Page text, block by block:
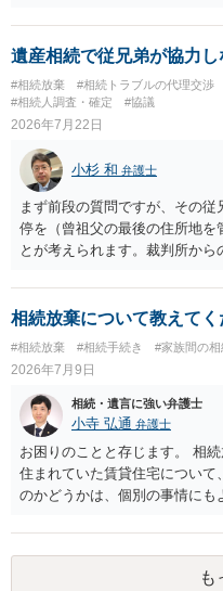
です。 ただ、弁護士に払う手
かかることになりますので、
が、旦那様の収入や財産にもよ
弁護士との相談を予約して受任
らい（希望者が多く予約できて
比較的短い熟慮期間のことを考
る方が良いでしょう。 もし法
間がない等であれば、相続を取
（WEB等で）、問い合わせて
けてくれないところもあるよ
見積もりをとって）、一番安い
ば、キューちゃんママさんの
いでしょうか。 あるいは相続
は思います。その場合、かかる
なります。家庭裁判所のサイト
を確認し、印紙と共に家庭裁判
を待つという流れになります。
遺産相続で従兄弟が協力
#相続放棄 #相続トラブルの代理交渉
#相続人調査・確定
#協議
2026年7月22日
小杉 和 弁護士
まず前段の質問ですが、その
停を（曾祖父の最後の住所地を
とが考えられます。裁判所か
能と思われます。時間が思っ
揃える必要があります。その点
相続放棄について教えてく
#相続放棄 #相続手続き #家族間の
2026年7月9日
相続・遺言に強い弁護士
小寺 弘通 弁護士
お困りのことと存じます。 相
住まれていた賃貸住宅につい
のかどうかは、個別の事情に
場合、 「相続財産を処分」し
スクが一応あるからです。 た
がなく、滞納賃料が増え続けも